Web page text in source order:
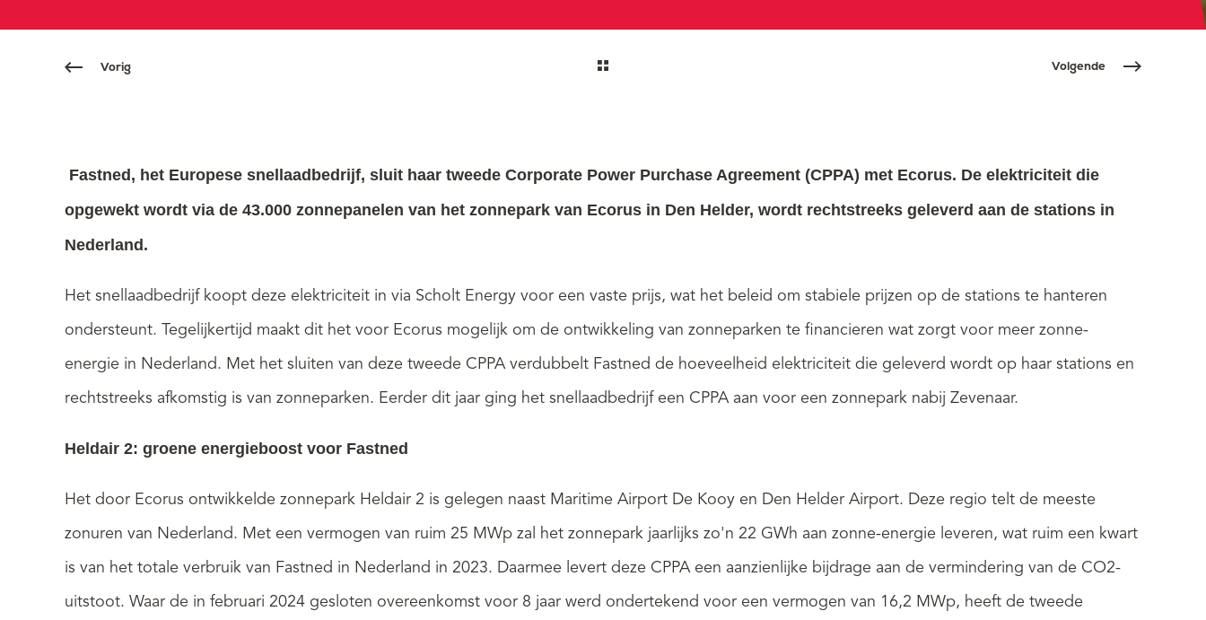
Vorig Volgende
Fastned, het Europese snellaadbedrijf, sluit haar tweede Corporate Power Purchase Agreement (CPPA) met Ecorus. De elektriciteit die
opgewekt wordt via de 43.000 zonnepanelen van het zonnepark van Ecorus in Den Helder, wordt rechtstreeks geleverd aan de stations in
Nederland.
Het snellaadbedrijf koopt deze elektriciteit in via Scholt Energy voor een vaste prijs, wat het beleid om stabiele prijzen op de stations te hanteren
ondersteunt. Tegelijkertijd maakt dit het voor Ecorus mogelijk om de ontwikkeling van zonneparken te financieren wat zorgt voor meer zonne-
energie in Nederland. Met het sluiten van deze tweede CPPA verdubbelt Fastned de hoeveelheid elektriciteit die geleverd wordt op haar stations en
rechtstreeks afkomstig is van zonneparken. Eerder dit jaar ging het snellaadbedrijf een CPPA aan voor een zonnepark nabij Zevenaar.
Heldair 2: groene energieboost voor Fastned
Het door Ecorus ontwikkelde zonnepark Heldair 2 is gelegen naast Maritime Airport De Kooy en Den Helder Airport. Deze regio telt de meeste
zonuren van Nederland. Met een vermogen van ruim 25 MWp zal het zonnepark jaarlijks zo'n 22 GWh aan zonne-energie leveren, wat ruim een kwart
is van het totale verbruik van Fastned in Nederland in 2023. Daarmee levert deze CPPA een aanzienlijke bijdrage aan de vermindering van de CO2-
uitstoot. Waar de in februari 2024 gesloten overeenkomst voor 8 jaar werd ondertekend voor een vermogen van 16,2 MWp, heeft de tweede